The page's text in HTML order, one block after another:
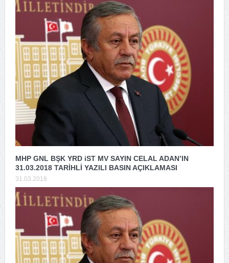
MHP GNL BŞK YRD iST MV SAYIN CELAL ADAN’IN
31.03.2018 TARİHLİ YAZILI BASIN AÇIKLAMASI
31.03.2018